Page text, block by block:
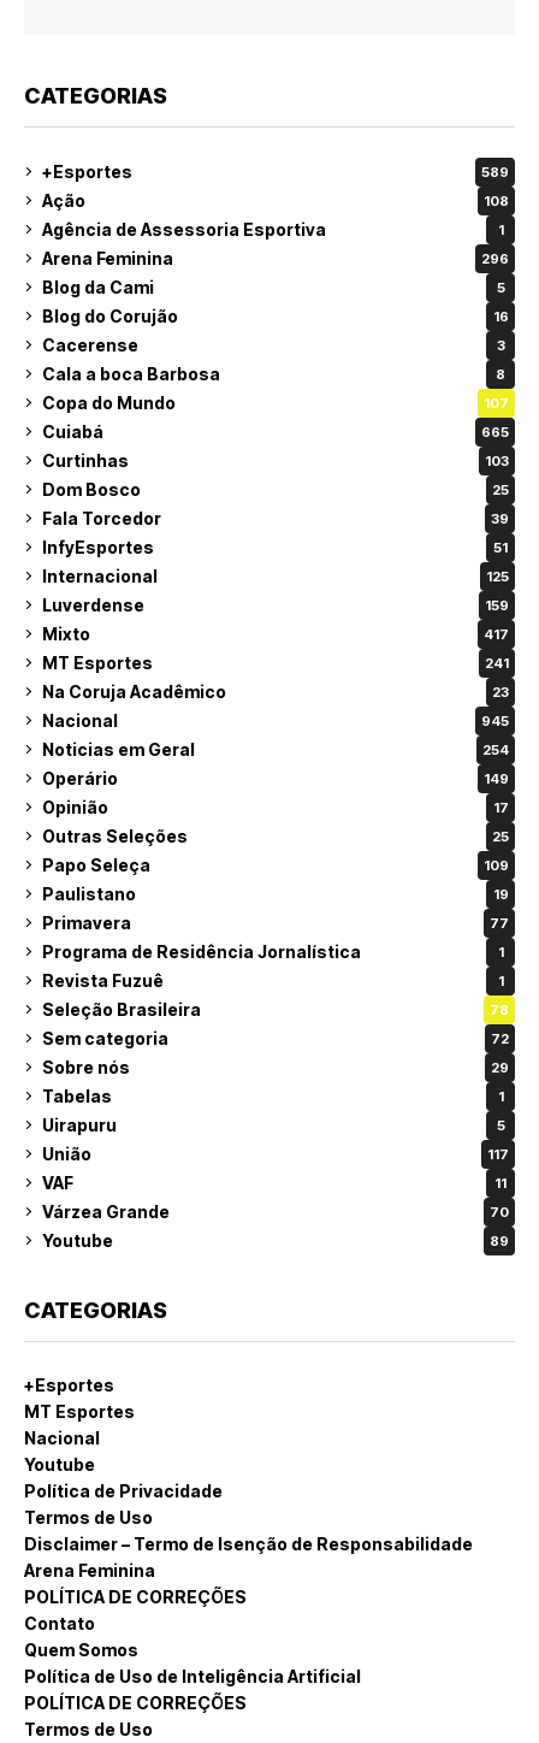
CATEGORIAS
+Esportes 589
Ação 108
Agência de Assessoria Esportiva 1
Arena Feminina 296
Blog da Cami 5
Blog do Corujão 16
Cacerense 3
Cala a boca Barbosa 8
Copa do Mundo 107
Cuiabá 665
Curtinhas 103
Dom Bosco 25
Fala Torcedor 39
InfyEsportes 51
Internacional 125
Luverdense 159
Mixto 417
MT Esportes 241
Na Coruja Acadêmico 23
Nacional 945
Noticias em Geral 254
Operário 149
Opinião 17
Outras Seleções 25
Papo Seleça 109
Paulistano 19
Primavera 77
Programa de Residência Jornalística 1
Revista Fuzuê 1
Seleção Brasileira 78
Sem categoria 72
Sobre nós 29
Tabelas 1
Uirapuru 5
União 117
VAF 11
Várzea Grande 70
Youtube 89
CATEGORIAS
+Esportes
MT Esportes
Nacional
Youtube
Política de Privacidade
Termos de Uso
Disclaimer – Termo de Isenção de Responsabilidade
Arena Feminina
POLÍTICA DE CORREÇÕES
Contato
Quem Somos
Política de Uso de Inteligência Artificial
POLÍTICA DE CORREÇÕES
Termos de Uso